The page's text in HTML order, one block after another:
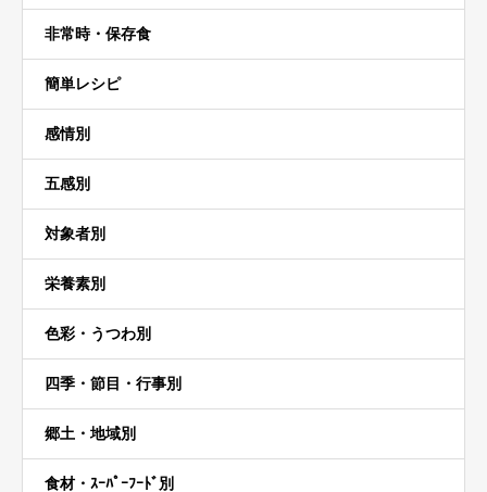
非常時・保存食
簡単レシピ
感情別
五感別
対象者別
栄養素別
色彩・うつわ別
四季・節目・行事別
郷土・地域別
食材・ｽｰﾊﾟｰﾌｰﾄﾞ別